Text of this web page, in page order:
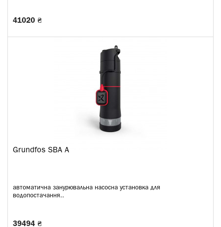
41020 ₴
Grundfos SBA A
автоматична занурювальна насосна установка для
водопостачання..
39494 ₴